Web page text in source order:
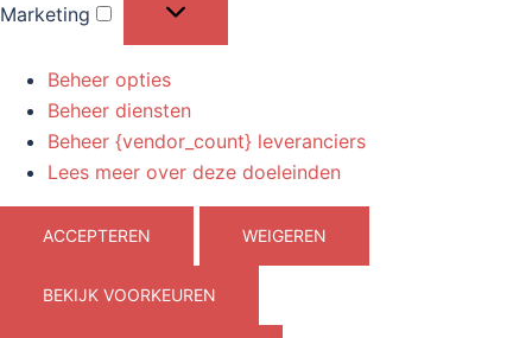
Marketing
Beheer opties
Beheer diensten
Beheer {vendor_count} leveranciers
Lees meer over deze doeleinden
ACCEPTEREN WEIGEREN
BEKIJK VOORKEUREN